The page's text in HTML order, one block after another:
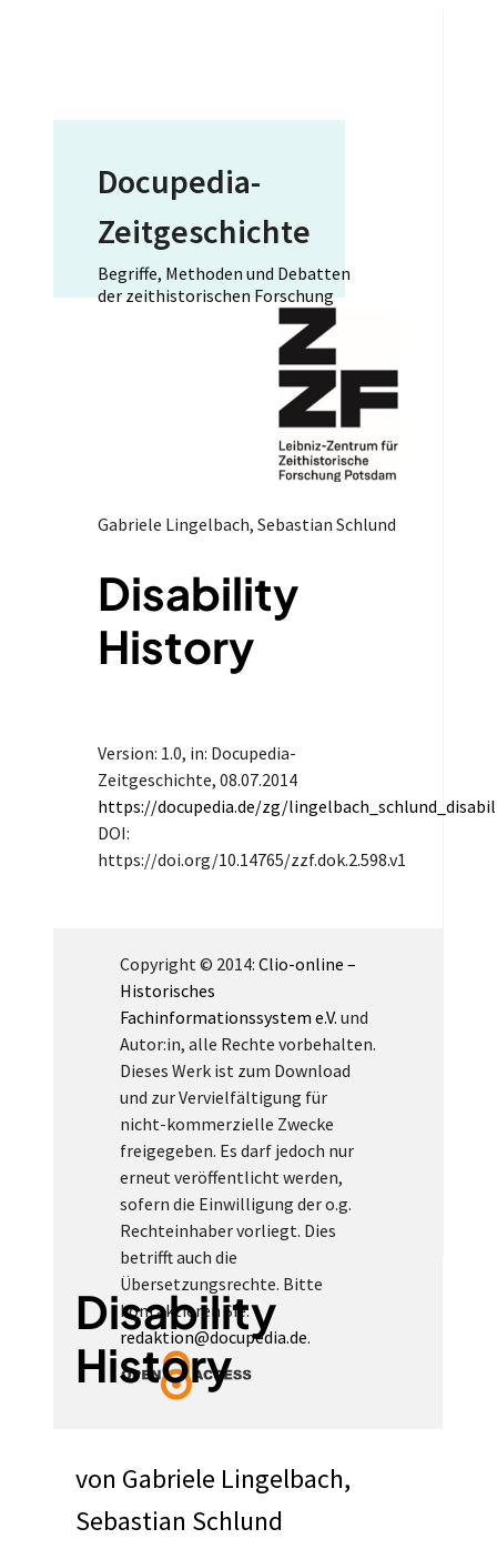
Docupedia-
Zeitgeschichte
Begriffe, Methoden und Debatten
der zeithistorischen Forschung
Gabriele Lingelbach, Sebastian Schlund
Disability
History
Version: 1.0, in: Docupedia-
Zeitgeschichte, 08.07.2014
https://docupedia.de/zg/
DOI:
https://doi.org/10.14765/zzf.dok.2.598.v1
Copyright © 2014: Clio-online –
Historisches
Fachinformationssystem e.V. und
Autor:in, alle Rechte vorbehalten.
Dieses Werk ist zum Download
und zur Vervielfältigung für
nicht-kommerzielle Zwecke
freigegeben. Es darf jedoch nur
erneut veröffentlicht werden,
sofern die Einwilligung der o.g.
Rechteinhaber vorliegt. Dies
betrifft auch die
Übersetzungsrechte. Bitte
kontaktieren Sie:
redaktion@docupedia.de.
Disability
History
von Gabriele Lingelbach,
Sebastian Schlund